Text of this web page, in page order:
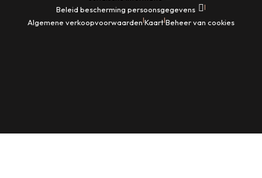
Beleid bescherming persoonsgegevens |
Algemene verkoopvoorwaarden|Kaart|Beheer van cookies